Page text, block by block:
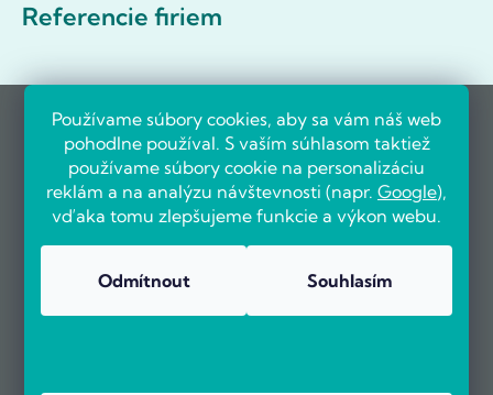
Používame súbory cookies, aby sa vám náš web
pohodlne používal. S vaším súhlasom taktiež
používame súbory cookie na personalizáciu
reklám a na analýzu návštevnosti (napr. Google),
vďaka tomu zlepšujeme funkcie a výkon webu.
Odmítnout Souhlasím
Referencie firiem